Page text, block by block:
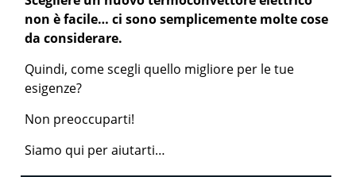
non è facile… ci sono semplicemente molte cose
da considerare.
Quindi, come scegli quello migliore per le tue
esigenze?
Non preoccuparti!
Siamo qui per aiutarti…